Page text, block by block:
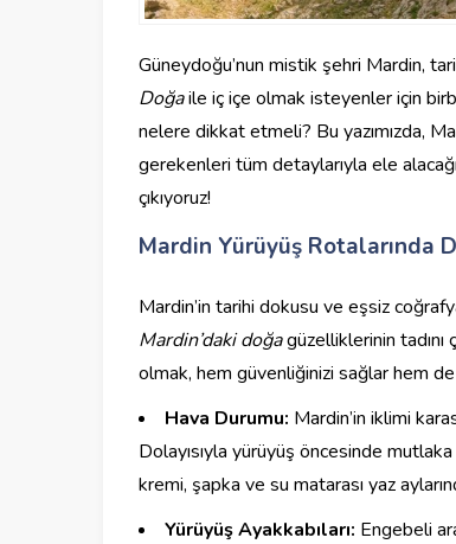
Güneydoğu’nun mistik şehri Mardin,
Doğaile iç içe olmak isteyenler için
nelere dikkat etmeli? Bu yazımızda,
gerekenleri tüm detaylarıyla ele
çıkıyoruz!
Mardin Yürüyüş Rotalarında
Mardin’in tarihi dokusu ve eşsiz
Mardin’daki doğagüzelliklerinin tadını
olmak, hem güvenliğinizi sağlar hem
Hava Durumu: Mardin’in iklimi
Dolayısıyla yürüyüş öncesinde
kremi, şapka ve su matarası yaz
Yürüyüş Ayakkabıları: Engebeli